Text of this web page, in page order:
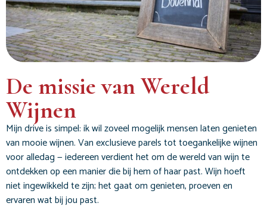
De missie van Wereld
Wijnen
Mijn drive is simpel: ik wil zoveel mogelijk mensen laten genieten
van mooie wijnen. Van exclusieve parels tot toegankelijke wijnen
voor alledag — iedereen verdient het om de wereld van wijn te
ontdekken op een manier die bij hem of haar past. Wijn hoeft
niet ingewikkeld te zijn; het gaat om genieten, proeven en
ervaren wat bij jou past.